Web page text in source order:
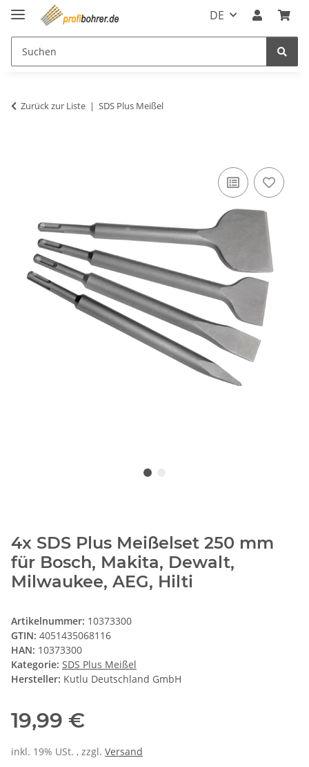
DE
Zurück zur Liste SDS Plus Meißel
4x SDS Plus Meißelset 250 mm
für Bosch, Makita, Dewalt,
Milwaukee, AEG, Hilti
Artikelnummer: 10373300
GTIN: 4051435068116
HAN: 10373300
Kategorie: SDS Plus Meißel
Hersteller: Kutlu Deutschland GmbH
19,99 €
inkl. 19% USt. , zzgl. Versand